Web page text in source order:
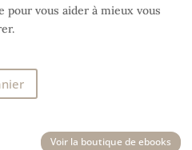
pour vous aider à mieux vous
Voir la boutique de ebooks